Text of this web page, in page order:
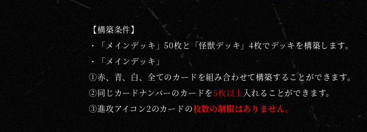
【構築条件】
・「メインデッキ」50枚と「怪獣デッキ」4枚でデッキを構築します。
・
「メインデッキ」
①赤、青、白、全てのカードを組み合わせて構築することができます。
②同じカードナンバーのカードを5枚以上 入れることができます。
③進攻アイコン2のカードの枚数の制限はありません。